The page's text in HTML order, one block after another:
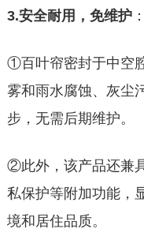
3.安全耐用，免维护：
①百叶帘密封于中空
雾和雨水腐蚀、灰尘
步，无需后期维护。
②此外，该产品还兼
私保护等附加功能，
境和居住品质。